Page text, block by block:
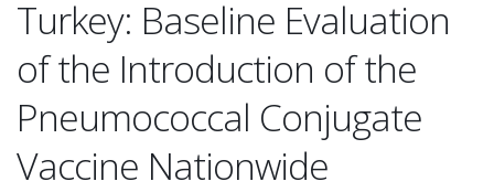
Turkey: Baseline Evaluation
of the Introduction of the
Pneumococcal Conjugate
Vaccine Nationwide